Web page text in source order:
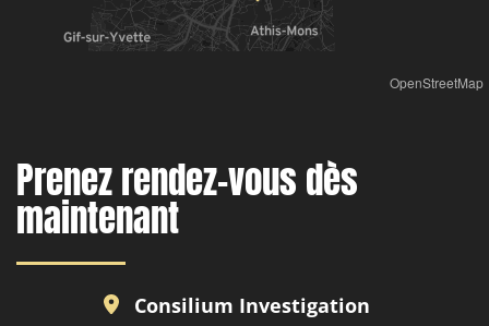
OpenStreetMap
Prenez rendez-vous dès
maintenant
Consilium Investigation